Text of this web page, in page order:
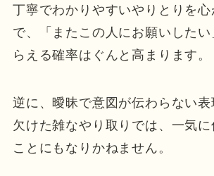
丁寧でわかりやすいやりとりを心
で、「またこの人にお願いしたい
らえる確率はぐんと高まります。
逆に、曖昧で意図が伝わらない表
欠けた雑なやり取りでは、一気に
ことにもなりかねません。